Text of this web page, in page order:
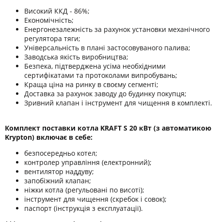
Високий ККД - 86%;
Економічність;
Енергонезалежність за рахунок установки механічного
регулятора тяги;
Універсальність в плані застосовуваного палива;
Заводська якість виробництва;
Безпека, підтверджена усіма необхідними
сертифікатами та протоколами випробувань;
Краща ціна на ринку в своєму сегменті;
Доставка за рахунок заводу до будинку покупця;
Зривний клапан і інструмент для чищення в комплекті.
Комплект поставки котла KRAFT S 20 кВт (з автоматикою
Krypton) включає в себе:
безпосередньо котел;
контролер управління (електронний);
вентилятор наддуву;
запобіжний клапан;
ніжки котла (регульовані по висоті);
інструмент для чищення (скребок і совок);
паспорт (інструкція з експлуатації).